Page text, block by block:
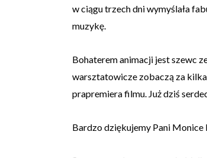
w ciągu trzech dni wymyślała
muzykę.
Bohaterem animacji jest szewc
warsztatowicze zobaczą za kilka
prapremiera filmu. Już dziś
Bardzo dziękujemy Pani Monice